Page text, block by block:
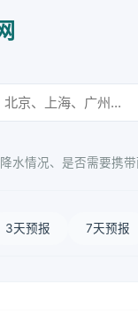
水情况、是否需要携
3天预报 7天预报